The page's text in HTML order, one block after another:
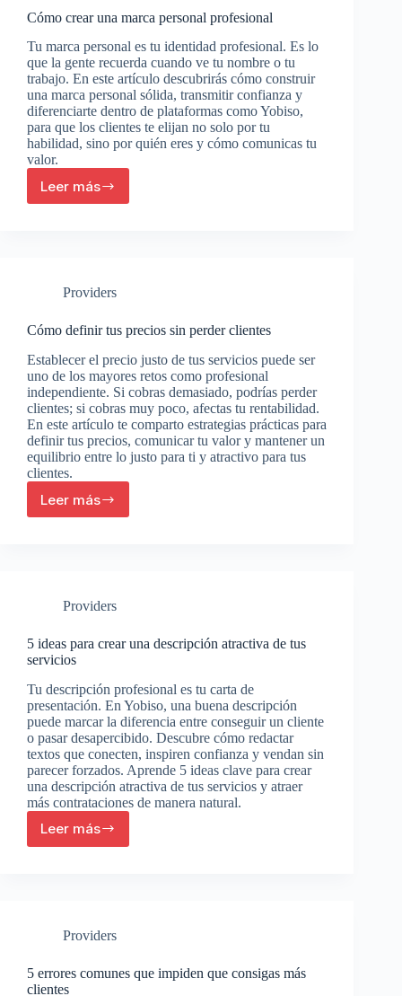
Cómo crear una marca personal profesional
Tu marca personal es tu identidad profesional. Es lo
que la gente recuerda cuando ve tu nombre o tu
trabajo. En este artículo descubrirás cómo construir
una marca personal sólida, transmitir confianza y
diferenciarte dentro de plataformas como Yobiso,
para que los clientes te elijan no solo por tu
habilidad, sino por quién eres y cómo comunicas tu
valor.
Leer más
Cómo
Providers
Cómo definir tus precios sin perder clientes
Establecer el precio justo de tus servicios puede ser
uno de los mayores retos como profesional
independiente. Si cobras demasiado, podrías perder
clientes; si cobras muy poco, afectas tu rentabilidad.
En este artículo te comparto estrategias prácticas para
definir tus precios, comunicar tu valor y mantener un
equilibrio entre lo justo para ti y atractivo para tus
clientes.
Leer más
Cómo
clientes
Providers
5 ideas para crear una descripción atractiva de tus
servicios
Tu descripción profesional es tu carta de
presentación. En Yobiso, una buena descripción
puede marcar la diferencia entre conseguir un cliente
o pasar desapercibido. Descubre cómo redactar
textos que conecten, inspiren confianza y vendan sin
parecer forzados. Aprende 5 ideas clave para crear
una descripción atractiva de tus servicios y atraer
más contrataciones de manera natural.
Leer más
5
atractiva
tus
Providers
5 errores comunes que impiden que consigas más
clientes